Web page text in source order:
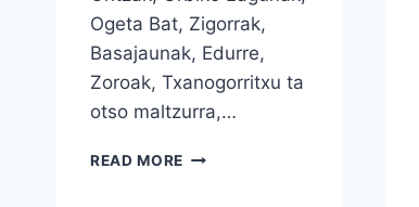
Ogeta Bat, Zigorrak,
Basajaunak, Edurre,
Zoroak, Txanogorritxu ta
otso maltzurra,…
READ MORE SAN